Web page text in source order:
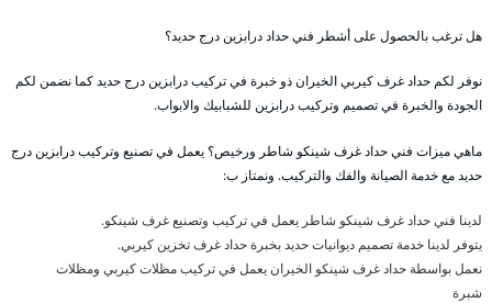
هل ترغب بالحصول على أشطر فني حداد درابزين درج حديد؟
نوفر لكم حداد غرف كيربي الخيران ذو خبرة في تركيب درابزين درج حديد كما نضمن لكم
الجودة والخبرة في تصميم وتركيب درابزين للشبابيك والابواب.
ماهي ميزات فني حداد غرف شينكو شاطر ورخيص؟ يعمل في تصنيع وتركيب درابزين درج
حديد مع خدمة الصيانة والفك والتركيب. ونمتاز ب:
لدينا فني حداد غرف شينكو شاطر يعمل في تركيب وتصنيع غرف شينكو.
يتوفر لدينا خدمة تصميم ديوانيات حديد بخبرة حداد غرف تخزين كيربي.
نعمل بواسطة حداد غرف شينكو الخيران يعمل في تركيب مظلات كيربي ومظلات
شبرة